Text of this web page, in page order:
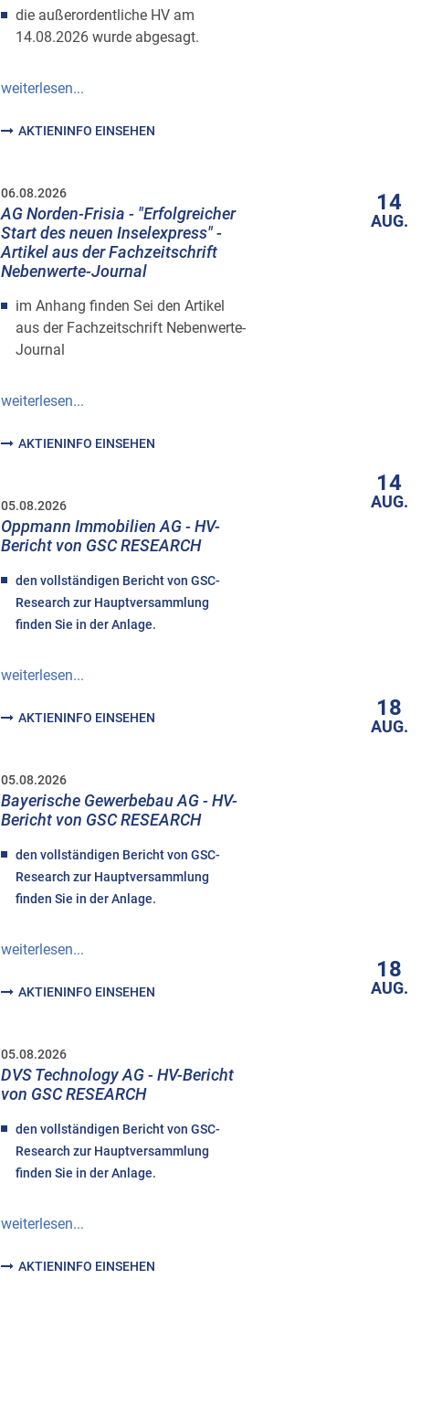
die außerordentliche HV am
14.08.2026 wurde abgesagt.
weiterlesen...
AKTIENINFO EINSEHEN
06.08.2026
AG Norden-Frisia - "Erfolgreicher
Start des neuen Inselexpress" -
Artikel aus der Fachzeitschrift
Nebenwerte-Journal
im Anhang finden Sei den Artikel
aus der Fachzeitschrift Nebenwerte-
Journal
weiterlesen...
AKTIENINFO EINSEHEN
05.08.2026
Oppmann Immobilien AG - HV-
Bericht von GSC RESEARCH
den vollständigen Bericht von GSC-
Research zur Hauptversammlung
finden Sie in der Anlage.
weiterlesen...
AKTIENINFO EINSEHEN
05.08.2026
Bayerische Gewerbebau AG - HV-
Bericht von GSC RESEARCH
den vollständigen Bericht von GSC-
Research zur Hauptversammlung
finden Sie in der Anlage.
weiterlesen...
AKTIENINFO EINSEHEN
05.08.2026
DVS Technology AG - HV-Bericht
von GSC RESEARCH
den vollständigen Bericht von GSC-
Research zur Hauptversammlung
finden Sie in der Anlage.
weiterlesen...
AKTIENINFO EINSEHEN
14
AUG.
14
AUG.
18
AUG.
18
AUG.